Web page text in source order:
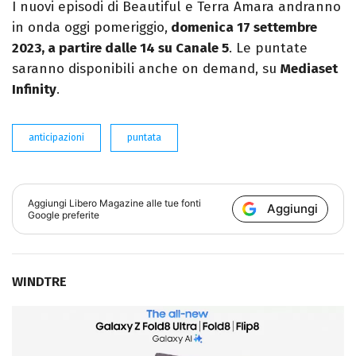
I nuovi episodi di Beautiful e Terra Amara andranno
in onda oggi pomeriggio, domenica 17 settembre
2023, a partire dalle 14 su Canale 5. Le puntate
saranno disponibili anche on demand, su Mediaset
Infinity.
anticipazioni puntata
Aggiungi Libero Magazine alle tue fonti
Google preferite
Aggiungi
WINDTRE